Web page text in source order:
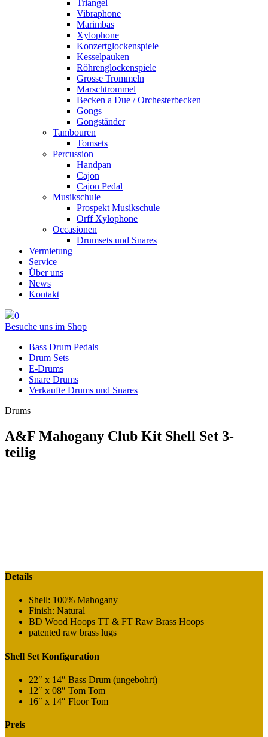
Triangel
Vibraphone
Marimbas
Xylophone
Konzertglockenspiele
Kesselpauken
Röhren­glocken­spiele
Grosse Trommeln
Marschtrommel
Becken a Due / Orchester­becken
Gongs
Gongständer
Tambouren
Tomsets
Percussion
Handpan
Cajon
Cajon Pedal
Musikschule
Prospekt Musikschule
Orff Xylophone
Occasionen
Drumsets und Snares
Vermietung
Service
Über uns
News
Kontakt
0
Besuche uns im Shop
Bass Drum Pedals
Drum Sets
E-Drums
Snare Drums
Verkaufte Drums und Snares
Drums
A&F Mahogany Club Kit Shell Set 3-
teilig
Details
Shell: 100% Mahogany
Finish: Natural
BD Wood Hoops TT & FT Raw Brass Hoops
patented raw brass lugs
Shell Set Konfiguration
22″ x 14″ Bass Drum (ungebohrt)
12″ x 08″ Tom Tom
16″ x 14″ Floor Tom
Preis